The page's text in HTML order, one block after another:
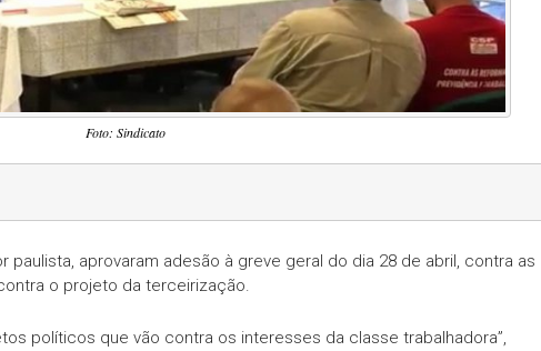
Foto: Sindicato
paulista, aprovaram adesão à greve geral do dia 28 de abril, contra as
o projeto da terceirização.
políticos que vão contra os interesses da classe trabalhadora”,